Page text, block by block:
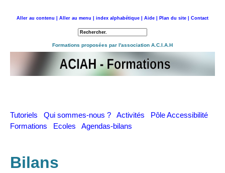
Aller au contenu | Aller au menu | index alphabétique | Aide | Plan du site | Contact
Formations proposées par l'association A.C.I.A.H
Tutoriels Qui sommes-nous ? Activités Pôle Accessibilité
Formations Ecoles Agendas-bilans
Bilans